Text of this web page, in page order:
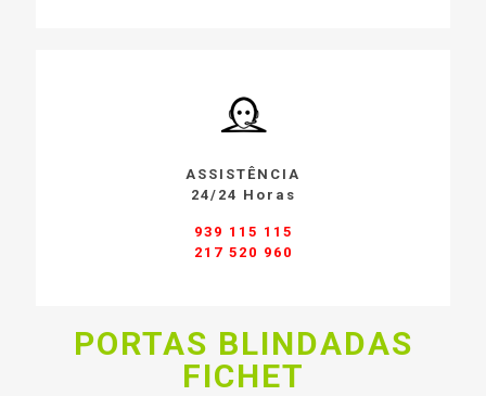
ASSISTÊNCIA
24/24 Horas
939 115 115
217 520 960
PORTAS BLINDADAS
FICHET